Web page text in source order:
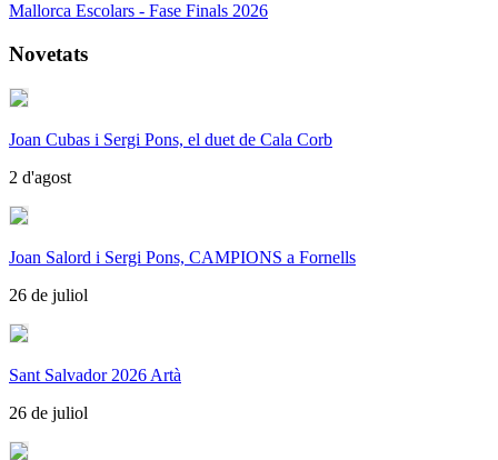
Mallorca Escolars - Fase Finals 2026
Novetats
Joan Cubas i Sergi Pons, el duet de Cala Corb
2 d'agost
Joan Salord i Sergi Pons, CAMPIONS a Fornells
26 de juliol
Sant Salvador 2026 Artà
26 de juliol